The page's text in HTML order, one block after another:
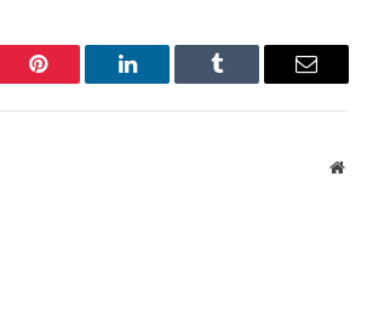
Pinterest LinkedIn Tumblr Email
Website